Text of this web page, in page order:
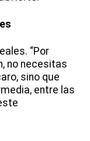
“Por
no necesitas
sino que
entre las